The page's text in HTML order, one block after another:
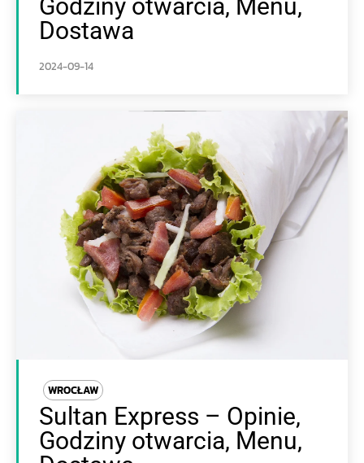
Godziny otwarcia, Menu,
Dostawa
2024-09-14
WROCŁAW
Sultan Express – Opinie,
Godziny otwarcia, Menu,